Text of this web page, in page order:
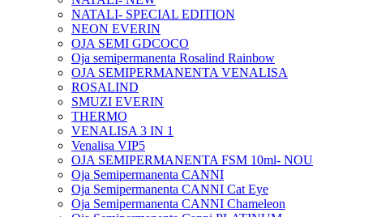
NATALI- SPECIAL EDITION
NEON EVERIN
OJA SEMI GDCOCO
Oja semipermanenta Rosalind Rainbow
OJA SEMIPERMANENTA VENALISA
ROSALIND
SMUZI EVERIN
THERMO
VENALISA 3 IN 1
Venalisa VIP5
OJA SEMIPERMANENTA FSM 10ml- NOU
Oja Semipermanenta CANNI
Oja Semipermanenta CANNI Cat Eye
Oja Semipermanenta CANNI Chameleon